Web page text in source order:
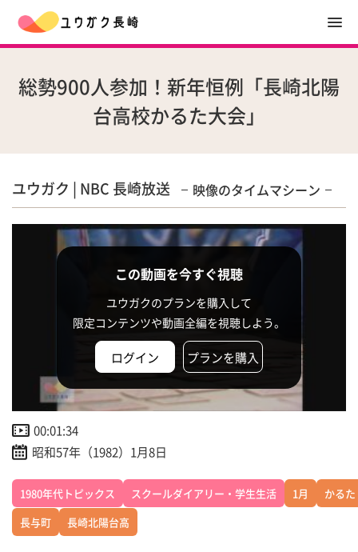
総勢900人参加！新年恒例「長崎北陽
台高校かるた大会」
ユウガク | NBC 長崎放送 映像のタイムマシーン
この動画を今すぐ視聴
ユウガクのプランを購入して
限定コンテンツや動画全編を視聴しよう。
ログイン プランを購入
00:01:34
昭和57年（1982）1月8日
1980年代トピックス スクールダイアリー・学生生活 1月
かるた
長与町
長崎北陽台高